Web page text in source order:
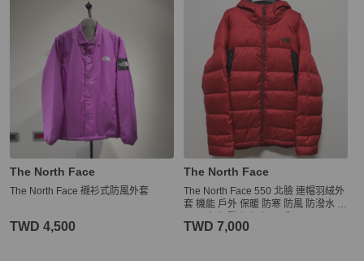
The North Face
The North Face 襯衫式防風外套
TWD 4,500
The North Face
The North Face 550 北臉 連帽羽絨外
套 機能 戶外 保暖 防寒 防風 防潑水 北
TWD 7,000